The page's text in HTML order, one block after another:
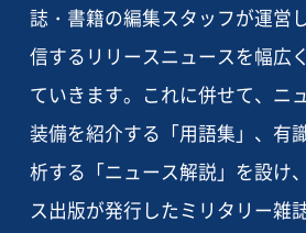
誌・書籍の編集スタッフが運営
信するリリースニュースを幅広
ていきます。これに併せて、ニ
装備を紹介する「用語集」、有
析する「ニュース解説」を設け
ス出版が発行したミリタリー雑